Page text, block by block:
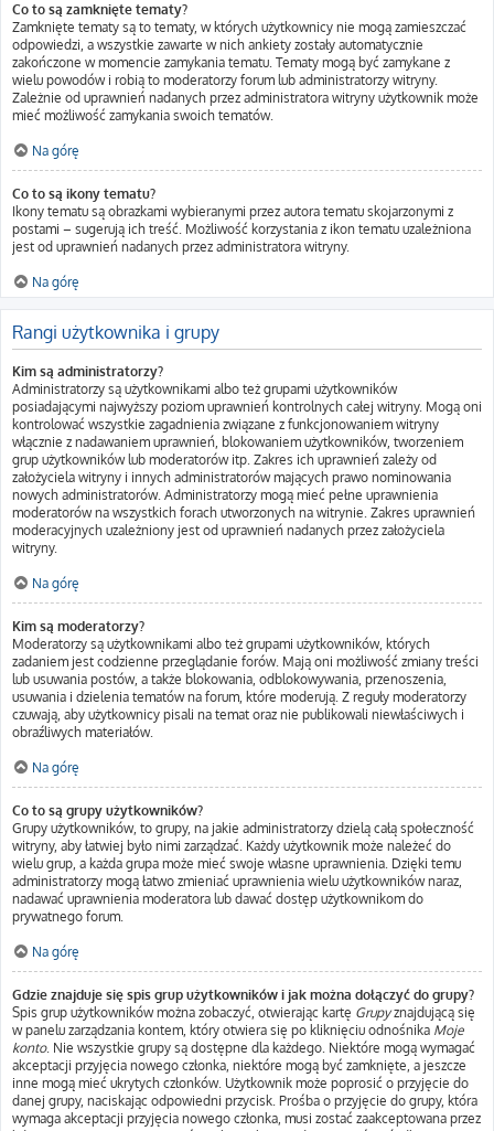
Co to są zamknięte tematy?
Zamknięte tematy są to tematy, w których użytkownicy nie mogą zamieszczać
odpowiedzi, a wszystkie zawarte w nich ankiety zostały automatycznie
zakończone w momencie zamykania tematu. Tematy mogą być zamykane z
wielu powodów i robią to moderatorzy forum lub administratorzy witryny.
Zależnie od uprawnień nadanych przez administratora witryny użytkownik może
mieć możliwość zamykania swoich tematów.
Na górę
Co to są ikony tematu?
Ikony tematu są obrazkami wybieranymi przez autora tematu skojarzonymi z
postami – sugerują ich treść. Możliwość korzystania z ikon tematu uzależniona
jest od uprawnień nadanych przez administratora witryny.
Na górę
Rangi użytkownika i grupy
Kim są administratorzy?
Administratorzy są użytkownikami albo też grupami użytkowników
posiadającymi najwyższy poziom uprawnień kontrolnych całej witryny. Mogą oni
kontrolować wszystkie zagadnienia związane z funkcjonowaniem witryny
włącznie z nadawaniem uprawnień, blokowaniem użytkowników, tworzeniem
grup użytkowników lub moderatorów itp. Zakres ich uprawnień zależy od
założyciela witryny i innych administratorów mających prawo nominowania
nowych administratorów. Administratorzy mogą mieć pełne uprawnienia
moderatorów na wszystkich forach utworzonych na witrynie. Zakres uprawnień
moderacyjnych uzależniony jest od uprawnień nadanych przez założyciela
witryny.
Na górę
Kim są moderatorzy?
Moderatorzy są użytkownikami albo też grupami użytkowników, których
zadaniem jest codzienne przeglądanie forów. Mają oni możliwość zmiany treści
lub usuwania postów, a także blokowania, odblokowywania, przenoszenia,
usuwania i dzielenia tematów na forum, które moderują. Z reguły moderatorzy
czuwają, aby użytkownicy pisali na temat oraz nie publikowali niewłaściwych i
obraźliwych materiałów.
Na górę
Co to są grupy użytkowników?
Grupy użytkowników, to grupy, na jakie administratorzy dzielą całą społeczność
witryny, aby łatwiej było nimi zarządzać. Każdy użytkownik może należeć do
wielu grup, a każda grupa może mieć swoje własne uprawnienia. Dzięki temu
administratorzy mogą łatwo zmieniać uprawnienia wielu użytkowników naraz,
nadawać uprawnienia moderatora lub dawać dostęp użytkownikom do
prywatnego forum.
Na górę
Gdzie znajduje się spis grup użytkowników i jak można dołączyć do grupy?
Spis grup użytkowników można zobaczyć, otwierając kartę Grupyznajdującą się
w panelu zarządzania kontem, który otwiera się po kliknięciu odnośnika Moje
konto. Nie wszystkie grupy są dostępne dla każdego. Niektóre mogą wymagać
akceptacji przyjęcia nowego członka, niektóre mogą być zamknięte, a jeszcze
inne mogą mieć ukrytych członków. Użytkownik może poprosić o przyjęcie do
danej grupy, naciskając odpowiedni przycisk. Prośba o przyjęcie do grupy, która
wymaga akceptacji przyjęcia nowego członka, musi zostać zaakceptowana przez